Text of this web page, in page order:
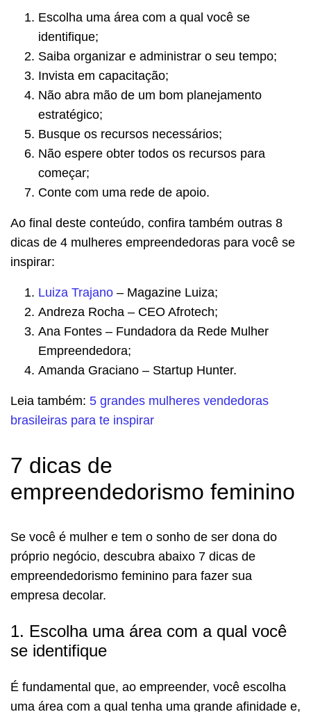
Escolha uma área com a qual você se
identifique;
Saiba organizar e administrar o seu tempo;
Invista em capacitação;
Não abra mão de um bom planejamento
estratégico;
Busque os recursos necessários;
Não espere obter todos os recursos para
começar;
Conte com uma rede de apoio.
Ao final deste conteúdo, confira também outras 8
dicas de 4 mulheres empreendedoras para você se
inspirar:
Luiza Trajano – Magazine Luiza;
Andreza Rocha – CEO Afrotech;
Ana Fontes – Fundadora da Rede Mulher
Empreendedora;
Amanda Graciano – Startup Hunter.
Leia também: 5 grandes mulheres vendedoras
brasileiras para te inspirar
7 dicas de
empreendedorismo feminino
Se você é mulher e tem o sonho de ser dona do
próprio negócio, descubra abaixo 7 dicas de
empreendedorismo feminino para fazer sua
empresa decolar.
1. Escolha uma área com a qual você
se identifique
É fundamental que, ao empreender, você escolha
uma área com a qual tenha uma grande afinidade e,